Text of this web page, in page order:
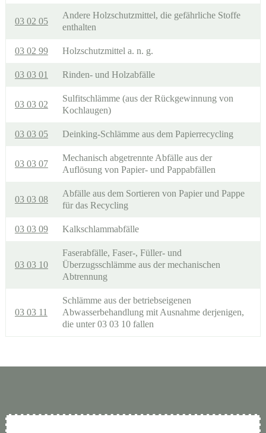
03 02 05
Andere Holzschutzmittel, die gefährliche Stoffe
enthalten
03 02 99 Holzschutzmittel a. n. g.
03 03 01 Rinden- und Holzabfälle
03 03 02
Sulfitschlämme (aus der Rückgewinnung von
Kochlaugen)
03 03 05 Deinking-Schlämme aus dem Papierrecycling
03 03 07
Mechanisch abgetrennte Abfälle aus der
Auflösung von Papier- und Pappabfällen
03 03 08
Abfälle aus dem Sortieren von Papier und Pappe
für das Recycling
03 03 09 Kalkschlammabfälle
03 03 10
Faserabfälle, Faser-, Füller- und
Überzugsschlämme aus der mechanischen
Abtrennung
03 03 11
Schlämme aus der betriebseigenen
Abwasserbehandlung mit Ausnahme derjenigen,
die unter 03 03 10 fallen